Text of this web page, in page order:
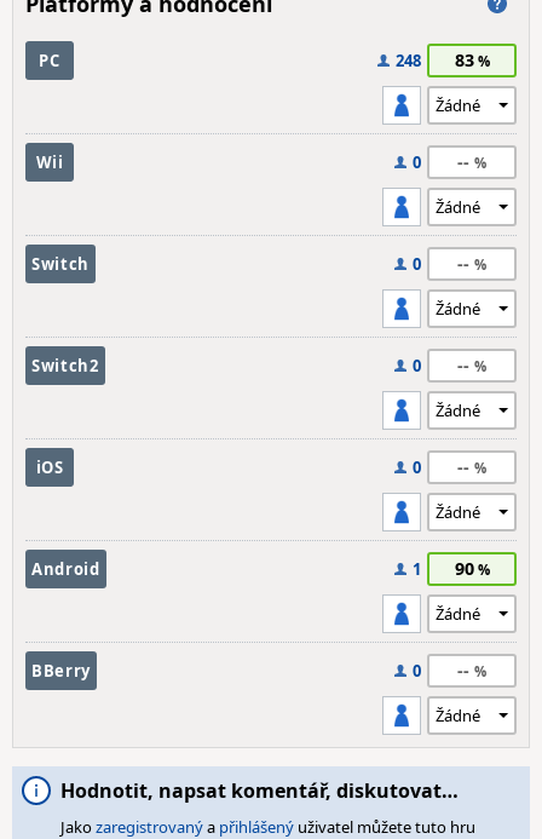
PC 248 83
Wii 0 --
Switch 0 --
Switch2 0 --
iOS 0 --
Android 1 90
BBerry 0 --
Hodnotit, napsat komentář, diskutovat…
Jakozaregistrovanýa přihlášený uživatel můžete tuto hru